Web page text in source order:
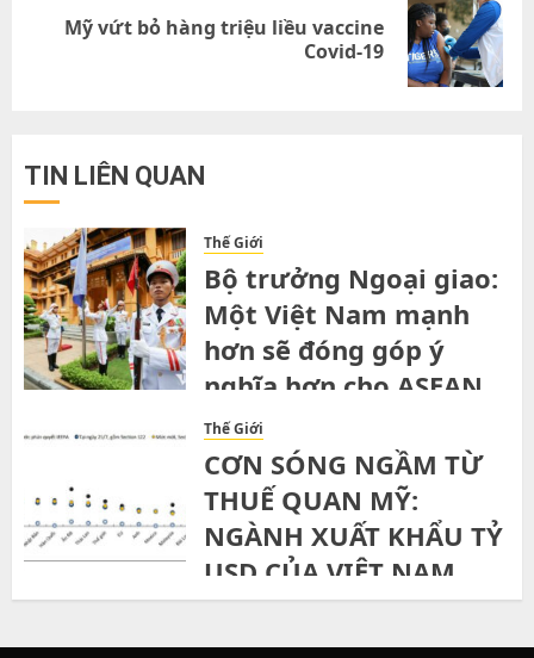
NextMỹ vứt bỏ hàng triệu liều vaccine
Covid-19
TIN LIÊN QUAN
Thế Giới
Bộ trưởng Ngoại giao:
Một Việt Nam mạnh
hơn sẽ đóng góp ý
nghĩa hơn cho ASEAN
SATURDAY, 1ST AUGUST, 2026
Thế Giới
CƠN SÓNG NGẦM TỪ
THUẾ QUAN MỸ:
NGÀNH XUẤT KHẨU TỶ
USD CỦA VIỆT NAM
ĐỨNG TRƯỚC NGÃ RẼ”